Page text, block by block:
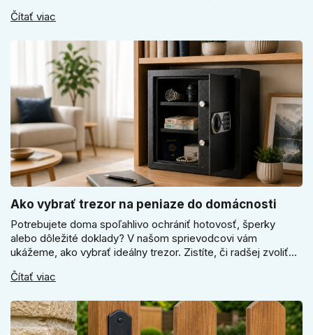
ako vyberať medzi okrúhlym a štvorcovým štítom. Nové
Čítať viac
Ako vybrať trezor na peniaze do domácnosti
Potrebujete doma spoľahlivo ochrániť hotovosť, šperky
alebo dôležité doklady? V našom sprievodcovi vám
ukážeme, ako vybrať ideálny trezor. Zistíte, či radšej zvoliť
kľúčové jeho správne ukotvenie.
Čítať viac